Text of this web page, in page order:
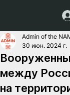
между
на
Admin of the
30 июн. 2024 г.